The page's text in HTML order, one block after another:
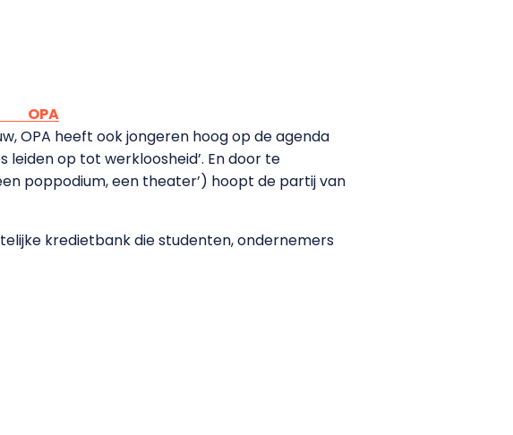
OPA
OPA heeft ook jongeren hoog op de agenda
op tot werkloosheid’. En door te
poppodium, een theater’) hoopt de partij van
kredietbank die studenten, ondernemers